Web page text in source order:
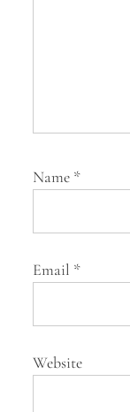
Name *
Email *
Website